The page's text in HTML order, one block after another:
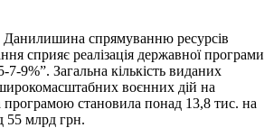
Данилишина спрямуванню ресурсів
сприяє реалізація державної програми
9%”. Загальна кількість виданих
воєнних дій на
програмою становила понад 13,8 тис. на
55 млрд грн.